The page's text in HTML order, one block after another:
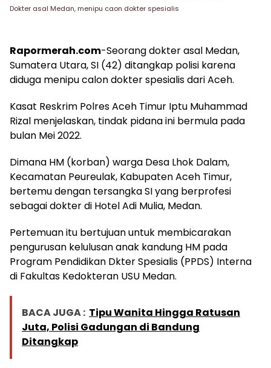
Dokter asal Medan, menipu caon dokter spesialis
Rapormerah.com-Seorang dokter asal Medan,
Sumatera Utara, SI (42) ditangkap polisi karena
diduga menipu calon dokter spesialis dari Aceh.
Kasat Reskrim Polres Aceh Timur Iptu Muhammad
Rizal menjelaskan, tindak pidana ini bermula pada
bulan Mei 2022.
Dimana HM (korban) warga Desa Lhok Dalam,
Kecamatan Peureulak, Kabupaten Aceh Timur,
bertemu dengan tersangka SI yang berprofesi
sebagai dokter di Hotel Adi Mulia, Medan.
Pertemuan itu bertujuan untuk membicarakan
pengurusan kelulusan anak kandung HM pada
Program Pendidikan Dkter Spesialis (PPDS) Interna
di Fakultas Kedokteran USU Medan.
BACA JUGA : Tipu Wanita Hingga Ratusan
Juta, Polisi Gadungan di Bandung
Ditangkap